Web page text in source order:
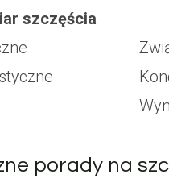
szczęścia
porady na